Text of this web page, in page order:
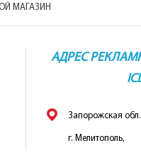
МАГАЗИН
АДРЕС
Запорожская
г. Мелитополь,